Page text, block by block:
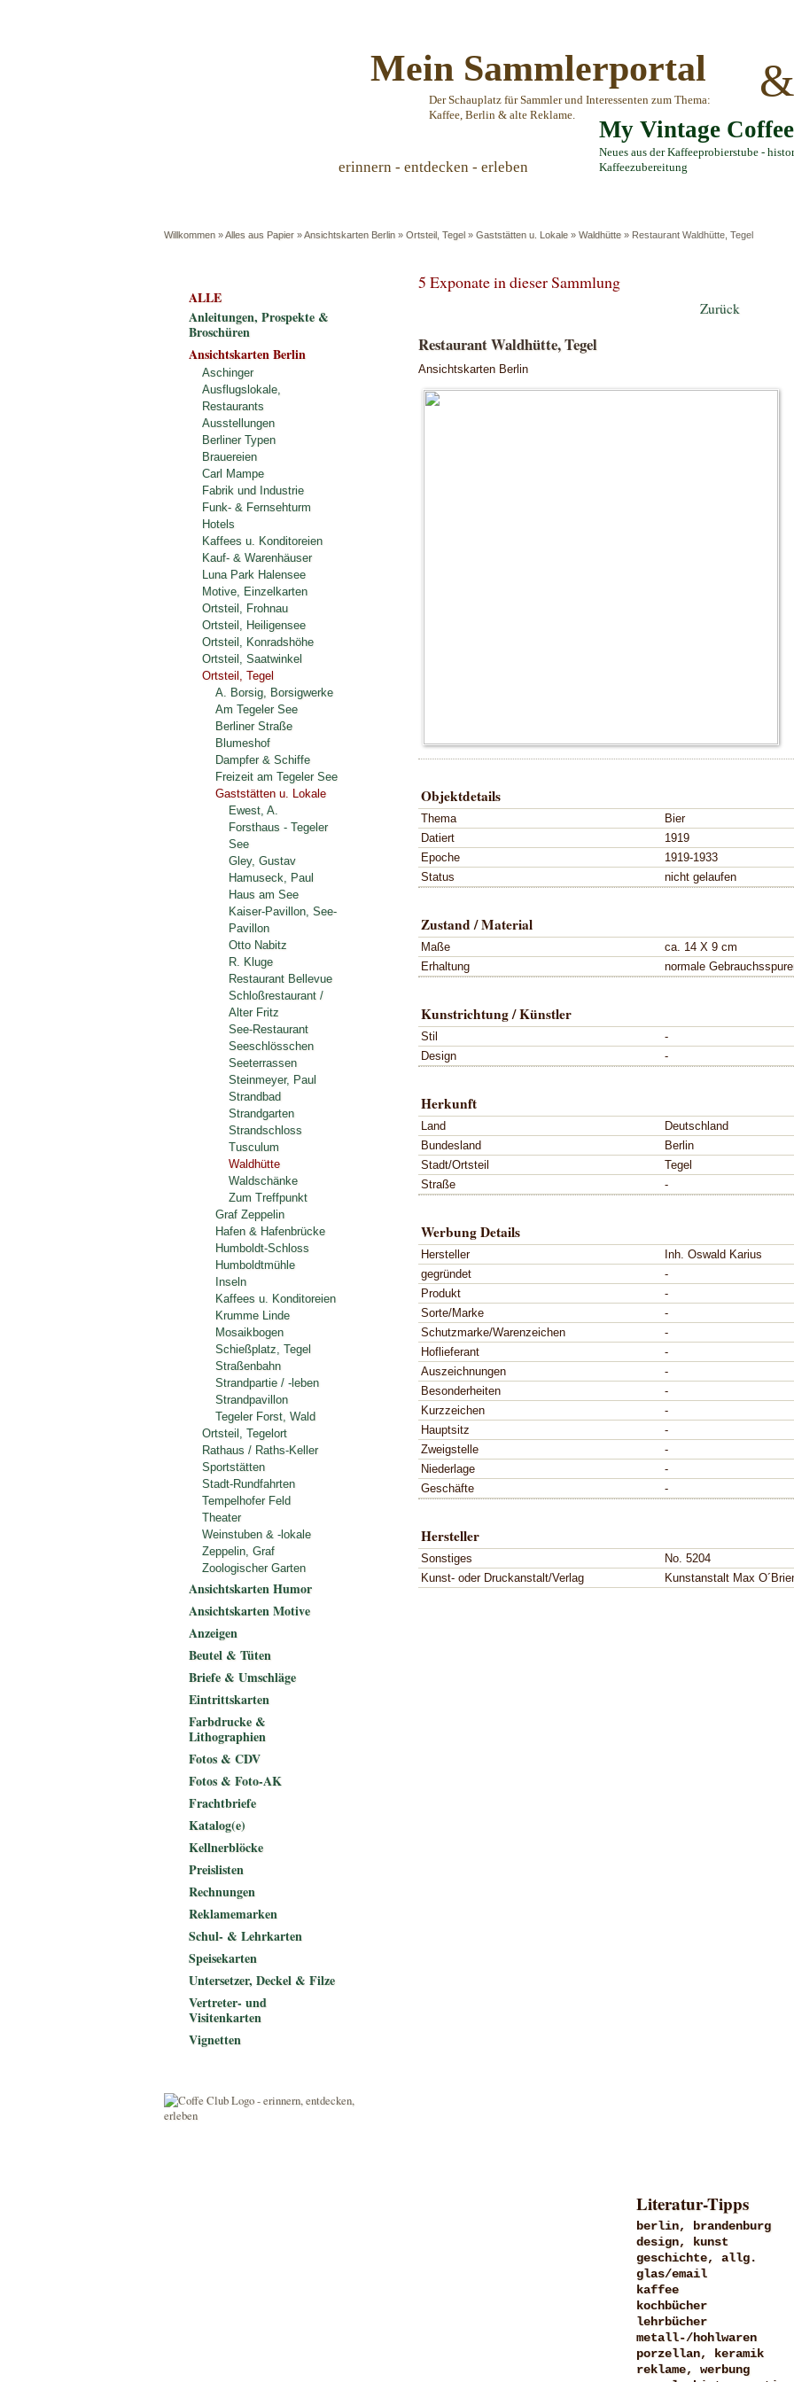
Mein Sammlerportal
Der Schauplatz für Sammler und Interessenten zum Thema:
Kaffee, Berlin & alte Reklame.
&
My Vintage
Neues aus der Kaffeeprobierstube -
Kaffeezubereitung
erinnern - entdecken - erleben
Willkommen »Alles aus Papier »Ansichtskarten Berlin » Ortsteil, Tegel » Gaststätten u. Lokale » Waldhütte » Restaurant Waldhütte, Tegel
5 Exponate in dieser Sammlung
Zurück
Restaurant Waldhütte, Tegel
Ansichtskarten Berlin
Objektdetails
Thema
Bier
Datiert
1919
Epoche
1919-1933
Status
nicht gelaufen
Zustand / Material
Maße
ca. 14 X 9 cm
Erhaltung
normale
Kunstrichtung / Künstler
Stil
-
Design
-
Herkunft
Land
Deutschland
Bundesland
Berlin
Stadt/Ortsteil
Tegel
Straße
-
Werbung Details
Hersteller
Inh. Oswald Karius
gegründet
-
Produkt
-
Sorte/Marke
-
Schutzmarke/Warenzeichen
-
Hoflieferant
-
Auszeichnungen
-
Besonderheiten
-
Kurzzeichen
-
Hauptsitz
-
Zweigstelle
-
Niederlage
-
Geschäfte
-
Hersteller
Sonstiges
No. 5204
Kunst- oder Druckanstalt/Verlag
Kunstanstalt Max
ALLE
Anleitungen, Prospekte &
Broschüren
Ansichtskarten Berlin
Aschinger
Ausflugslokale,
Restaurants
Ausstellungen
Berliner Typen
Brauereien
Carl Mampe
Fabrik und Industrie
Funk- & Fernsehturm
Hotels
Kaffees u. Konditoreien
Kauf- & Warenhäuser
Luna Park Halensee
Motive, Einzelkarten
Ortsteil, Frohnau
Ortsteil, Heiligensee
Ortsteil, Konradshöhe
Ortsteil, Saatwinkel
Ortsteil, Tegel
A. Borsig, Borsigwerke
Am Tegeler See
Berliner Straße
Blumeshof
Dampfer & Schiffe
Freizeit am Tegeler See
Gaststätten u. Lokale
Ewest, A.
Forsthaus - Tegeler
See
Gley, Gustav
Hamuseck, Paul
Haus am See
Kaiser-Pavillon, See-
Pavillon
Otto Nabitz
R. Kluge
Restaurant Bellevue
Schloßrestaurant /
Alter Fritz
See-Restaurant
Seeschlösschen
Seeterrassen
Steinmeyer, Paul
Strandbad
Strandgarten
Strandschloss
Tusculum
Waldhütte
Waldschänke
Zum Treffpunkt
Graf Zeppelin
Hafen & Hafenbrücke
Humboldt-Schloss
Humboldtmühle
Inseln
Kaffees u. Konditoreien
Krumme Linde
Mosaikbogen
Schießplatz, Tegel
Straßenbahn
Strandpartie / -leben
Strandpavillon
Tegeler Forst, Wald
Ortsteil, Tegelort
Rathaus / Raths-Keller
Sportstätten
Stadt-Rundfahrten
Tempelhofer Feld
Theater
Weinstuben & -lokale
Zeppelin, Graf
Zoologischer Garten
Ansichtskarten Humor
Ansichtskarten Motive
Anzeigen
Beutel & Tüten
Briefe & Umschläge
Eintrittskarten
Farbdrucke &
Lithographien
Fotos & CDV
Fotos & Foto-AK
Frachtbriefe
Katalog(e)
Kellnerblöcke
Preislisten
Rechnungen
Reklamemarken
Schul- & Lehrkarten
Speisekarten
Untersetzer, Deckel & Filze
Vertreter- und
Visitenkarten
Vignetten
Literatur-Tipps
berlin, brandenburg
design, kunst
geschichte, allg.
glas/email
kaffee
kochbücher
lehrbücher
metall-/hohlwaren
porzellan, keramik
reklame, werbung